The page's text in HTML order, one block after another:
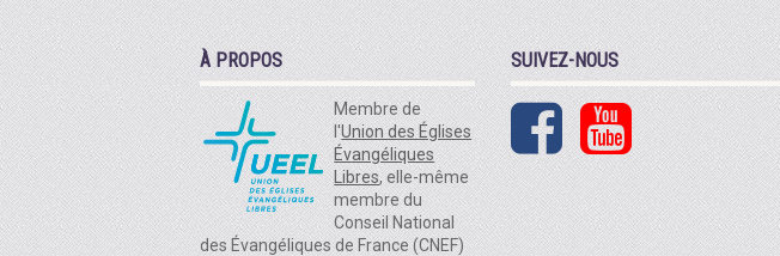
À PROPOS
Membre de
l'Union des Églises
Évangéliques
Libres, elle-même
membre du
Conseil National
des Évangéliques de France (CNEF)
SUIVEZ-NOUS